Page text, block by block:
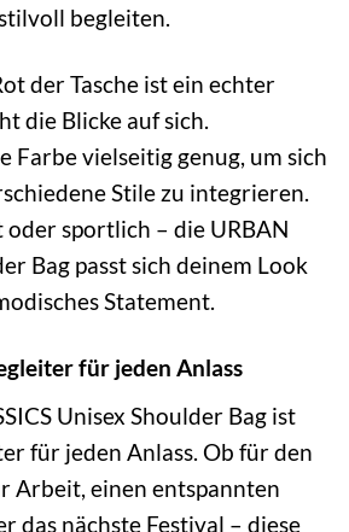
begleiten.
der Tasche ist ein echter
die Blicke auf sich.
Farbe vielseitig genug, um sich
Stile zu integrieren.
oder sportlich – die URBAN
Bag passt sich deinem Look
Statement.
für jeden Anlass
Unisex Shoulder Bag ist
für jeden Anlass. Ob für den
Arbeit, einen entspannten
das nächste Festival – diese